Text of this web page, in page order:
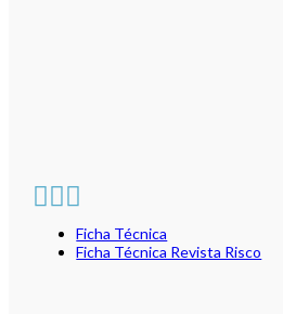
Ficha Técnica
Ficha Técnica Revista Risco